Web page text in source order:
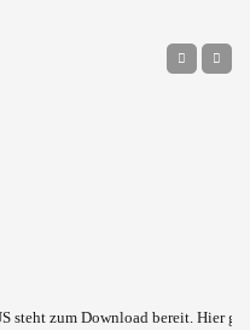
steht zum Download bereit. Hier